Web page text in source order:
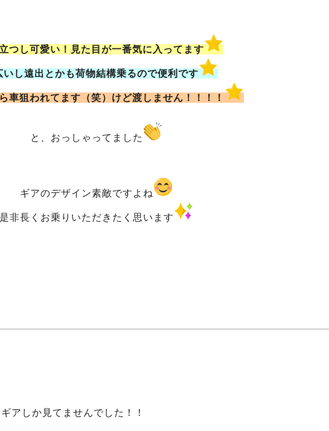
つし可愛い！見た目が一番気に入ってます
いし遠出とかも荷物結構乗るので便利です
車狙われてます（笑） けど渡しません！！！！
と、おっしゃってました
ギアのデザイン素敵ですよね
是非長くお乗りいただきたく思います
アしか見てませんでした！！